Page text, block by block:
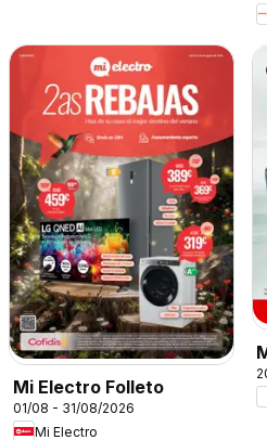
Mi Electro Folleto
01/08 - 31/08/2026
Mi Electro